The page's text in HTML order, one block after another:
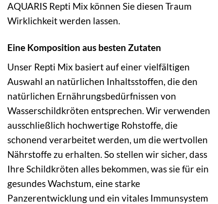
AQUARIS Repti Mix können Sie diesen Traum
Wirklichkeit werden lassen.
Eine Komposition aus besten Zutaten
Unser Repti Mix basiert auf einer vielfältigen
Auswahl an natürlichen Inhaltsstoffen, die den
natürlichen Ernährungsbedürfnissen von
Wasserschildkröten entsprechen. Wir verwenden
ausschließlich hochwertige Rohstoffe, die
schonend verarbeitet werden, um die wertvollen
Nährstoffe zu erhalten. So stellen wir sicher, dass
Ihre Schildkröten alles bekommen, was sie für ein
gesundes Wachstum, eine starke
Panzerentwicklung und ein vitales Immunsystem